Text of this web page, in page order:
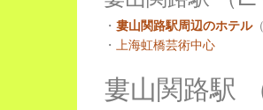
・ 婁山関路駅周辺のホテル
・
上海虹橋芸術中心
婁山関路駅